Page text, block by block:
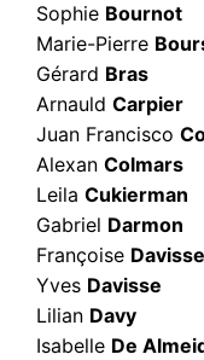
Sophie Bournot
Marie-Pierre
Gérard Bras
ArnauldCarpier
Juan Francisco
AlexanColmars
LeilaCukierman
Gabriel Darmon
Françoise Davisse
Yves Davisse
Lilian Davy
Isabelle De